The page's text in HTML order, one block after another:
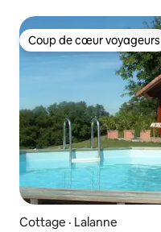
Coup de cœur voyageurs
Coup de cœur voyageurs
Cottage · Lalanne